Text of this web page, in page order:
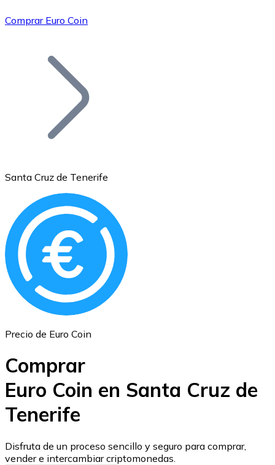
Bitcoin
Ethereum
ETH
USD Coin
USDC
Comprar Euro Coin
Santa Cruz de Tenerife
Precio de Euro Coin
Comprar
Euro Coin en Santa Cruz de
Tenerife
Disfruta de un proceso sencillo y seguro para comprar,
vender e intercambiar criptomonedas.